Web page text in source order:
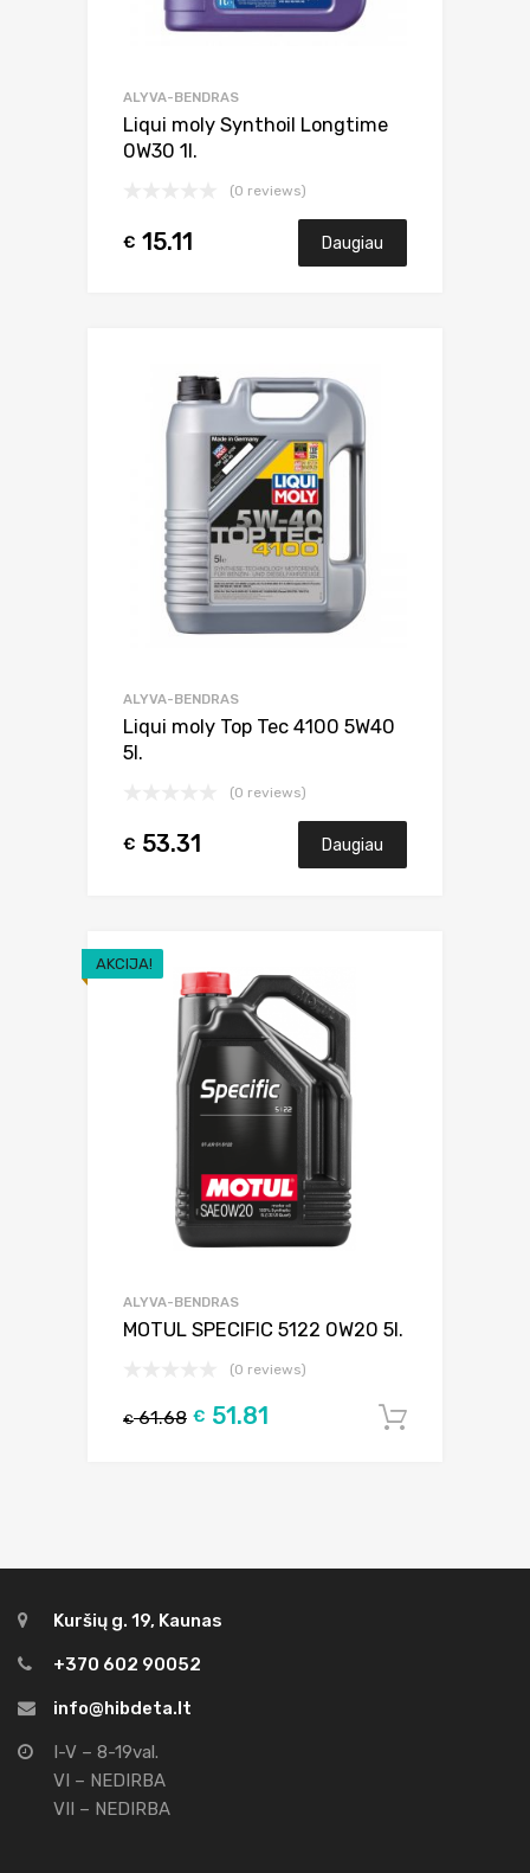
ALYVA-BENDRAS
Liqui moly Synthoil Longtime
0W30 1l.
(0 reviews)
€ 15.11 Daugiau
ALYVA-BENDRAS
Liqui moly Top Tec 4100 5W40
5l.
(0 reviews)
€ 53.31 Daugiau
AKCIJA!
ALYVA-BENDRAS
MOTUL SPECIFIC 5122 0W20 5l.
(0 reviews)
€61.68 € 51.81
Kuršių g. 19, Kaunas
+370 602 90052
info@hibdeta.lt
I-V – 8-19val.
VI – NEDIRBA
VII – NEDIRBA